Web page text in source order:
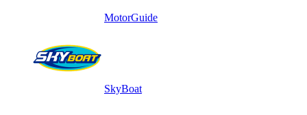
MotorGuide
SkyBoat